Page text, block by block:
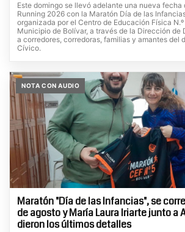
Este domingo se llevó adelante una nueva fecha
Running 2026 con la Maratón Día de las
organizada por el Centro de Educación Física N.º
Municipio de Bolívar, a través de la Dirección de
a corredores, corredoras, familias y amantes del
Cívico.
NOTA CON AUDIO
Maratón "Día de las Infancias", se
de agosto y María Laura Iriarte junto a
dieron los últimos detalles